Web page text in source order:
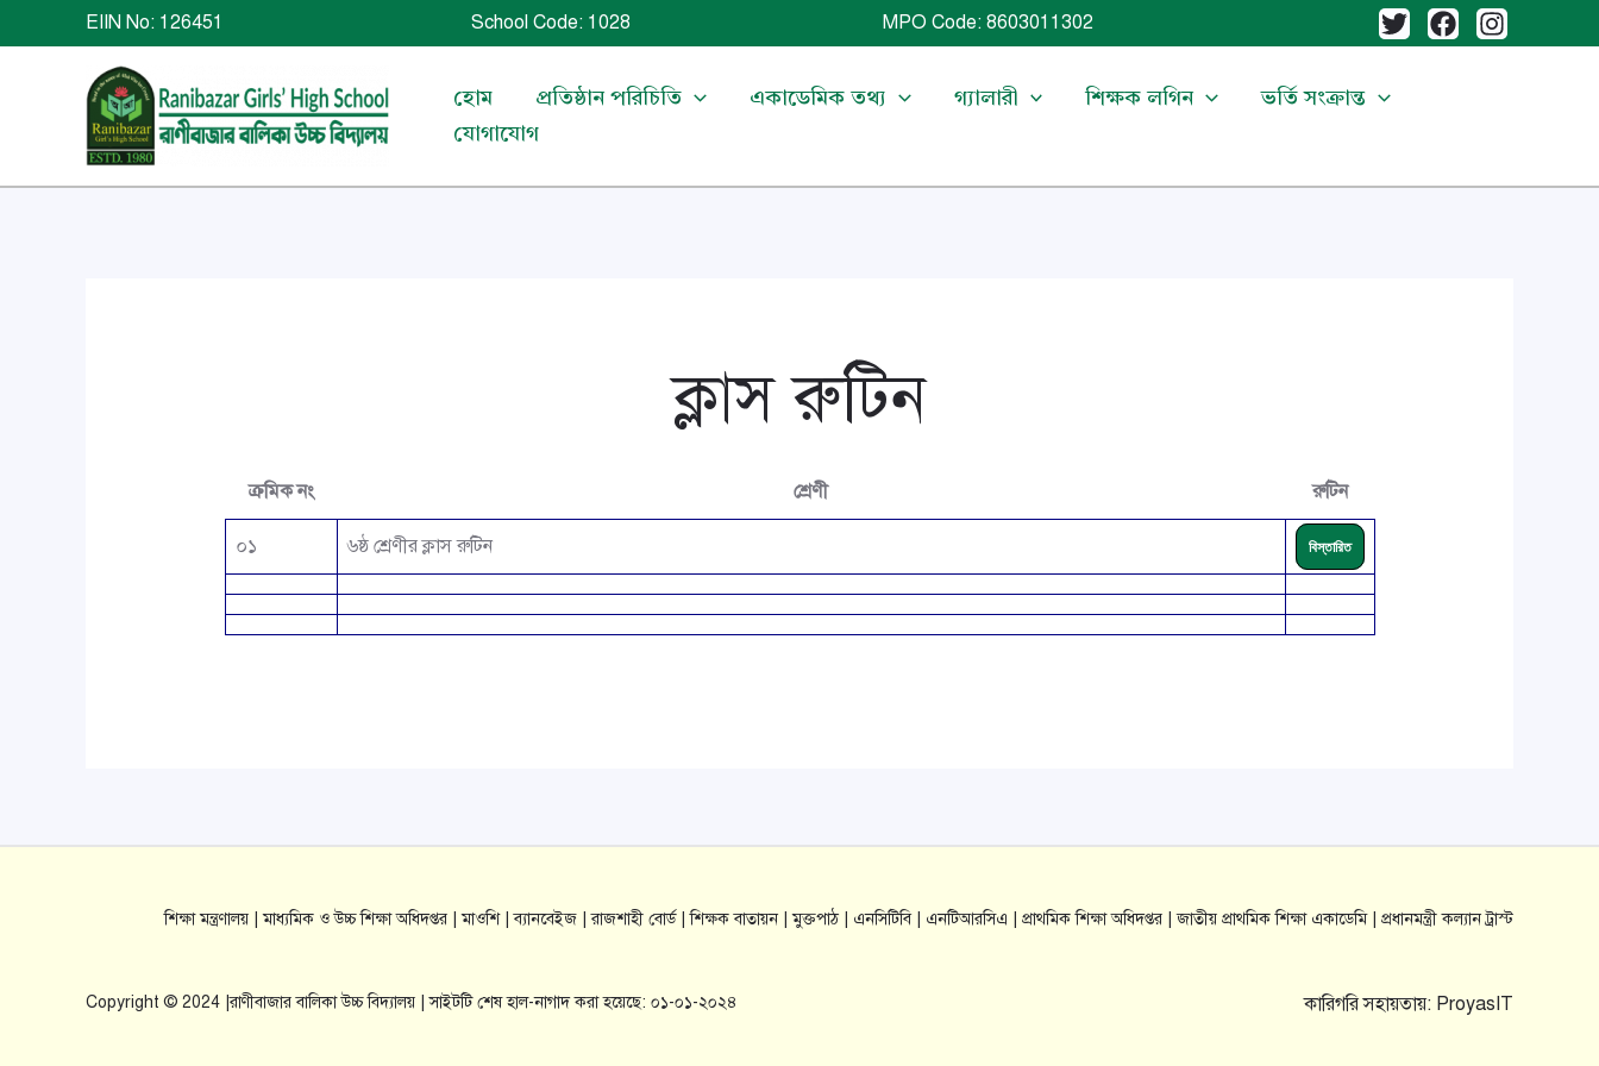
to
EIIN No: 126451 School Code: 1028 MPO Code: 8603011302
হোম প্রতিষ্ঠান পরিচিতি একাডেমিক তথ্য গ্যালারী শিক্ষক লগিন
ভর্তি সংক্রান্ত
যোগাযোগ
ক্লাস রুটিন
ক্রমিক নং শ্রেণী রুটিন
০১ ৬ষ্ঠ শ্রেণীর ক্লাস রুটিন বিস্তারিত
শিক্ষা মন্ত্রণালয় |মাধ্যমিক ও উচ্চ শিক্ষা অধিদপ্তর |মাওশি |ব্যানবেইজ |রাজশাহী বোর্ড |শিক্ষক বাতায়ন |মুক্তপাঠ | এনসিটিবি | এনটিআরসিএ | প্রাথমিক শিক্ষা অধিদপ্তর |জাতীয় প্রাথমিক শিক্ষা একাডেমি | প্রধানমন্ত্রী কল্যান ট্রাস্ট
Copyright © 2024 |রাণীবাজার বালিকা উচ্চ বিদ্যালয় | সাইটটি শেষ হাল-নাগাদ করা হয়েছে: ০১-০১-২০২৪ কারিগরি সহায়তায়: ProyasIT